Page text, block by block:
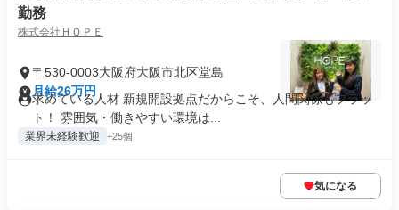
勤務
株式会社ＨＯＰＥ
〒530-0003大阪府大阪市北区堂島
月給26万円
求めている人材 新規開設拠点だからこそ、人間関係もフラッ
ト！ 雰囲気・働きやすい環境は...
業界未経験歓迎 +25個
気になる